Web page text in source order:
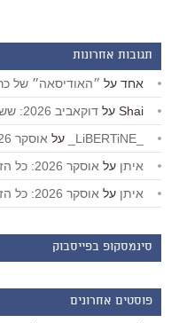
תגובות אחרונות
אחד על ״האודיסאה״ של
Shai על דוקאביב 2026: שש או שבע המלצות
על אוסקר 2026: כל הזוכים
איתן על אוסקר 2026: כל הזוכים
איתן על אוסקר 2026: כל הזוכים
סינמסקופ בפייסבוק
פוסטים אחרונים